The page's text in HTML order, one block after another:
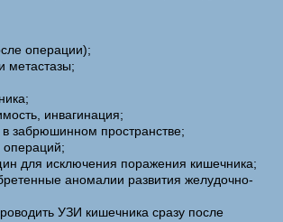
операции);
метастазы;
инвагинация;
в забрюшинном пространстве;
операций;
для исключения поражения кишечника;
аномалии развития желудочно-
УЗИ кишечника сразу после